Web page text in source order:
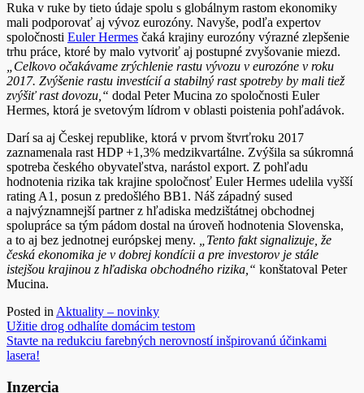
Ruka v ruke by tieto údaje spolu s globálnym rastom ekonomiky
mali podporovať aj vývoz eurozóny. Navyše, podľa expertov
spoločnosti Euler Hermes čaká krajiny eurozóny výrazné zlepšenie
trhu práce, ktoré by malo vytvoriť aj postupné zvyšovanie miezd.
„Celkovo očakávame zrýchlenie rastu vývozu v eurozóne v roku
2017. Zvýšenie rastu investícií a stabilný rast spotreby by mali tiež
zvýšiť rast dovozu,“ dodal Peter Mucina zo spoločnosti Euler
Hermes, ktorá je svetovým lídrom v oblasti poistenia pohľadávok.
Darí sa aj Českej republike, ktorá v prvom štvrťroku 2017
zaznamenala rast HDP +1,3% medzikvartálne. Zvýšila sa súkromná
spotreba českého obyvateľstva, narástol export. Z pohľadu
hodnotenia rizika tak krajine spoločnosť Euler Hermes udelila vyšší
rating A1, posun z predošlého BB1. Náš západný sused
a najvýznamnejší partner z hľadiska medzištátnej obchodnej
spolupráce sa tým pádom dostal na úroveň hodnotenia Slovenska,
a to aj bez jednotnej európskej meny.
„Tento fakt signalizuje, že
česká ekonomika je v dobrej kondícii a pre investorov je stále
istejšou krajinou z hľadiska obchodného rizika,“ konštatoval Peter
Mucina.
Posted in Aktuality – novinky
Navigácia
v
Užitie drog odhalíte domácim testom
Stavte na redukciu farebných nerovností inšpirovanú účinkami
lasera!
Inzercia